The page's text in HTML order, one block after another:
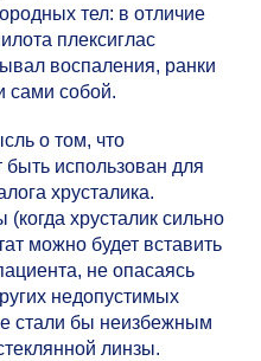
тел: в отличие
плексиглас
воспаления, ранки
сами собой.
о том, что
использован для
хрусталика.
(когда хрусталик сильно
можно будет вставить
не опасаясь
недопустимых
стали бы неизбежным
линзы.